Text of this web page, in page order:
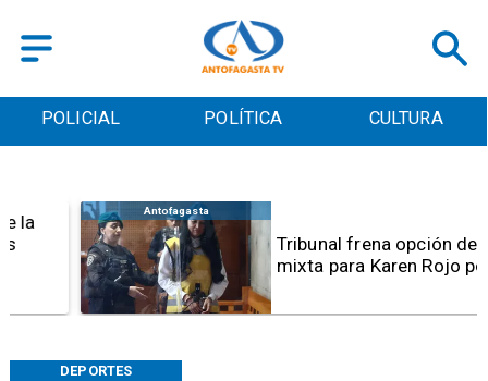
POLICIAL POLÍTICA CULTURA
DEPORTES
Antofagasta
Tribunal frena opción de pena
mixta para Karen Rojo por ahora